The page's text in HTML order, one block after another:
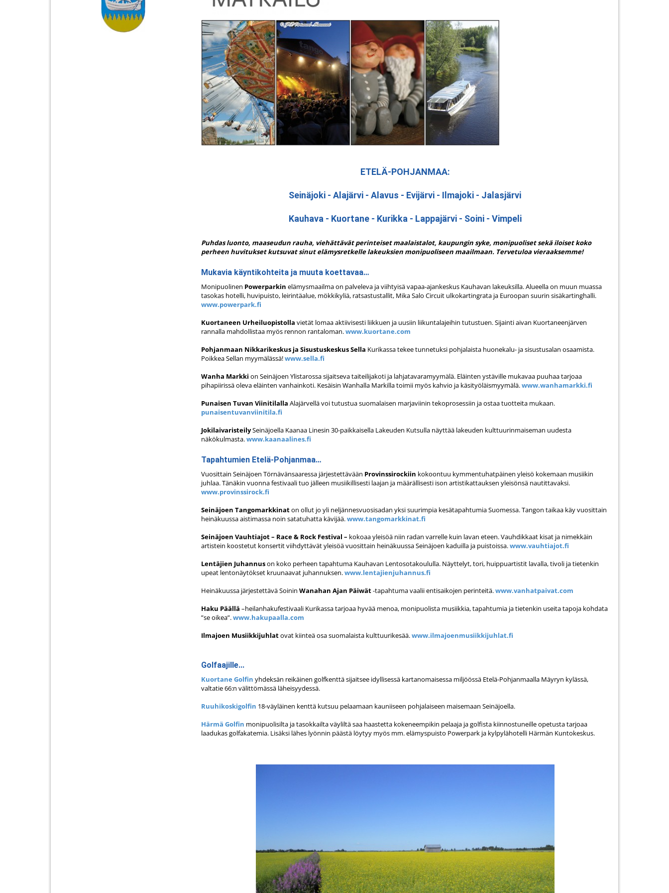
ETELÄ-POHJANMAA:
Seinäjoki - Alajärvi - Alavus - Evijärvi - Ilmajoki - Jalasjärvi
Kauhava - Kuortane - Kurikka - Lappajärvi - Soini - Vimpeli
Puhdas luonto, maaseudun rauha, viehättävät perinteiset maalaistalot, kaupungin syke, monipuoliset sekä iloiset koko
perheen huvitukset kutsuvat sinut elämysretkelle lakeuksien monipuoliseen maailmaan. Tervetuloa vieraaksemme!
Mukavia käyntikohteita ja muuta koettavaa…
Monipuolinen Powerparkin elämysmaailma on palveleva ja viihtyisä vapaa-ajankeskus Kauhavan lakeuksilla. Alueella on muun muassa
tasokas hotelli, huvipuisto, leirintäalue, mökkikyliä, ratsastustallit, Mika Salo Circuit ulkokartingrata ja Euroopan suurin sisäkartinghalli.
www.powerpark.fi
Kuortaneen Urheiluopistolla vietät lomaa aktiivisesti liikkuen ja uusiin liikuntalajeihin tutustuen. Sijainti aivan Kuortaneenjärven
rannalla mahdollistaa myös rennon rantaloman.www.kuortane.com
Pohjanmaan Nikkarikeskus ja Sisustuskeskus Sella Kurikassa tekee tunnetuksi pohjalaista huonekalu- ja sisustusalan osaamista.
Poikkea Sellan myymälässä!www.sella.fi
Wanha Markki on Seinäjoen Ylistarossa sijaitseva taiteilijakoti ja lahjatavaramyymälä. Eläinten ystäville mukavaa puuhaa tarjoaa
pihapiirissä oleva eläinten vanhainkoti. Kesäisin Wanhalla Markilla toimii myös kahvio ja käsityöläismyymälä.www.wanhamarkki.fi
Punaisen Tuvan Viinitilalla Alajärvellä voi tutustua suomalaisen marjaviinin tekoprosessiin ja ostaa tuotteita mukaan.
punaisentuvanviinitila.fi
JokilaivaristeilySeinäjoella Kaanaa Linesin 30-paikkaisella Lakeuden Kutsulla näyttää lakeuden kulttuurinmaiseman uudesta
näkökulmasta.www.kaanaalines.fi
Tapahtumien Etelä-Pohjanmaa…
Vuosittain Seinäjoen Törnävänsaaressa järjestettävään Provinssirockiin kokoontuu kymmentuhatpäinen yleisö kokemaan musiikin
juhlaa. Tänäkin vuonna festivaali tuo jälleen musiikillisesti laajan ja määrällisesti ison artistikattauksen yleisönsä nautittavaksi.
www.provinssirock.fi
Seinäjoen Tangomarkkinaton ollut jo yli neljännesvuosisadan yksi suurimpia kesätapahtumia Suomessa. Tangon taikaa käy vuosittain
heinäkuussa aistimassa noin satatuhatta kävijää.www.tangomarkkinat.fi
Seinäjoen Vauhtiajot – Race & Rock Festival – kokoaa yleisöä niin radan varrelle kuin lavan eteen. Vauhdikkaat kisat ja nimekkäin
artistein koostetut konsertit viihdyttävät yleisöä vuosittain heinäkuussa Seinäjoen kaduilla ja puistoissa.www.vauhtiajot.fi
Lentäjien Juhannuson koko perheen tapahtuma Kauhavan Lentosotakoululla. Näyttelyt, tori, huippuartistit lavalla, tivoli ja tietenkin
upeat lentonäytökset kruunaavat juhannuksen.www.lentajienjuhannus.fi
Heinäkuussa järjestettävä Soinin Wanahan Ajan Päiwät-tapahtuma vaalii entisaikojen perinteitä.www.vanhatpaivat.com
Haku Päällä –heilanhakufestivaali Kurikassa tarjoaa hyvää menoa, monipuolista musiikkia, tapahtumia ja tietenkin useita tapoja kohdata
”se oikea”.www.hakupaalla.com
Ilmajoen Musiikkijuhlatovat kiinteä osa suomalaista kulttuurikesää.www.ilmajoenmusiikkijuhlat.fi
Golfaajille...
Kuortane Golfin yhdeksän reikäinen golfkenttä sijaitsee idyllisessä kartanomaisessa miljöössä Etelä-Pohjanmaalla Mäyryn kylässä,
valtatie 66:n välittömässä läheisyydessä.
Ruuhikoskigolfin 18-väyläinen kenttä kutsuu pelaamaan kauniiseen pohjalaiseen maisemaan Seinäjoella.
Härmä Golfin monipuolisilta ja tasokkailta väyliltä saa haastetta kokeneempikin pelaaja ja golfista kiinnostuneille opetusta tarjoaa
laadukas golfakatemia. Lisäksi lähes lyönnin päästä löytyy myös mm. elämyspuisto Powerpark ja kylpylähotelli Härmän Kuntokeskus.